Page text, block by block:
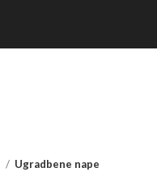
Ugradbene nape